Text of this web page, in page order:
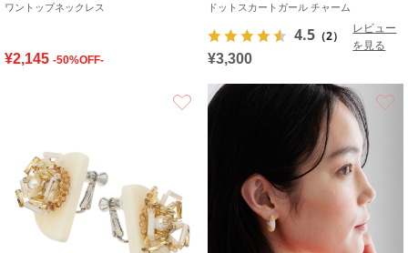
ワントップネックレス
¥2,145 -50%OFF-
ドットスカートガール チャーム
4.5 （2）
レビュー
を見る
¥3,300
お気に入り